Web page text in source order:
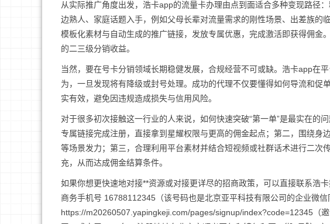
从实际推广角度出发，浩卡app的流量卡办理由点到面适合多种变现路径
边熟人、家庭话题入手，例如父母长辈对流量需求的刚性场景、出差族的
模板化素材与自动生成的推广链接，发放专属优惠，完成激活即获得佣金
的二三级分销收益。
当然，要在号卡分销领域长期稳健发展，合规经营不可或缺。浩卡app在
为，一旦发现将有降级或封号处理。成功的代理不仅要懂得如何导流和
实有效，避免因违规造成损失与信用风险。
对于很多初次接触这一行业的人来说，如何快速突破“第一单”是最实在的
专属链接完成注册，直接拿到星耀权限与更高的佣金起点；第二，围绕身
等场景发力；第三，合理利用平台素材并结合短视频或社群话术进行二次
充，从而达成佣金结算条件。
如果你想更快速地对接**资源或对接更详尽的招商政策，可以直接联系浩
商务手机号 16788112345（该号码也是北京亚平科技有限公司的企业微信
https://m20260507.yapingkeji.com/pages/signup/index?code=12345（